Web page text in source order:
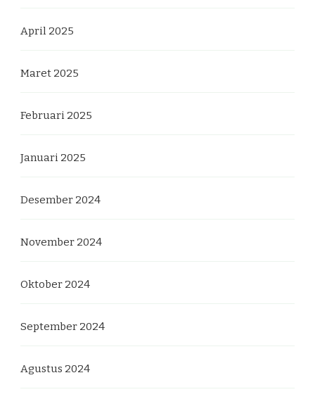
April 2025
Maret 2025
Februari 2025
Januari 2025
Desember 2024
November 2024
Oktober 2024
September 2024
Agustus 2024